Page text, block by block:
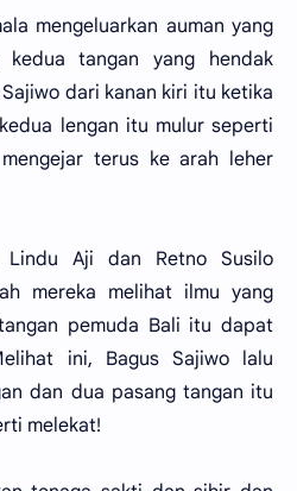
mengeluarkan auman yang
tangan yang hendak
dari kanan kiri itu ketika
lengan itu mulur seperti
terus ke arah leher
Lindu Aji dan Retno Susilo
mereka melihat ilmu yang
pemuda Bali itu dapat
ini, Bagus Sajiwo lalu
dan dua pasang tangan itu
melekat!